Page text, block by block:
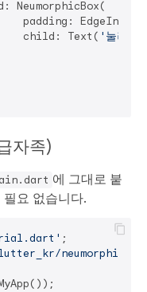
padding:
				child: Text(
'눌러보
자족)
에 그대로 붙
요 없습니다.